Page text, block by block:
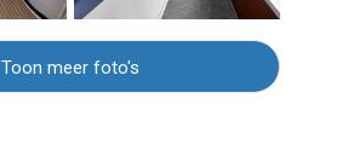
Toon meer foto's